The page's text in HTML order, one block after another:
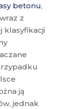
betonu,
z
klasyfikacji
ją
jednak